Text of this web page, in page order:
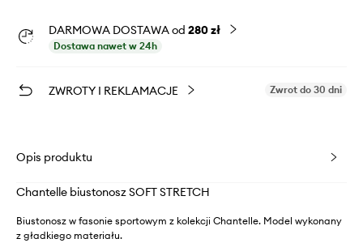
DARMOWA DOSTAWA od 280 zł
Dostawa nawet w 24h
ZWROTY I REKLAMACJE Zwrot do 30 dni
Opis produktu
Chantelle biustonosz SOFT STRETCH
Biustonosz w fasonie sportowym z kolekcji Chantelle. Model wykonany
z gładkiego materiału.